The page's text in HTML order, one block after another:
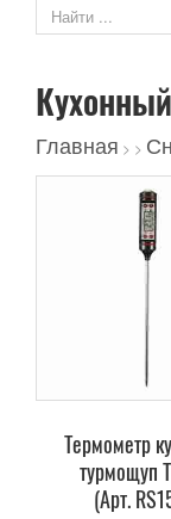
Главная > >
Термометр
турмощуп
(Арт.